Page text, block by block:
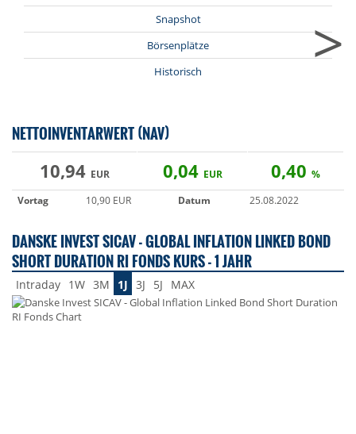
Snapshot
Börsenplätze
Historisch
>
NETTOINVENTARWERT (NAV)
10,94 EUR 0,04 EUR 0,40 %
Vortag
10,90 EUR Datum 25.08.2022
DANSKE INVEST SICAV - GLOBAL INFLATION LINKED BOND
SHORT DURATION RI FONDS KURS - 1 JAHR
Intraday 1W 3M 1J 3J 5J MAX